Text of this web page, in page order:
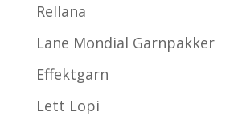
Rellana
Lane Mondial Garnpakker
Effektgarn
Lett Lopi